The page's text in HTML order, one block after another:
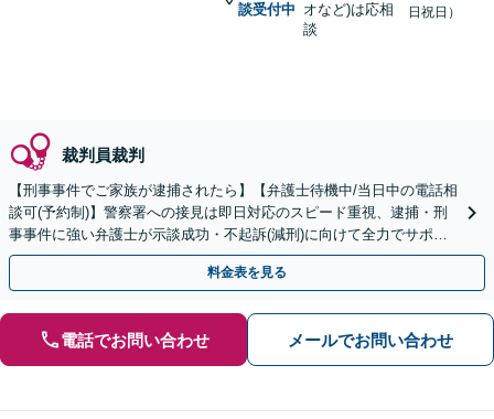
談受付中 オなど)は応相
談
日祝日）
裁判員裁判
【刑事事件でご家族が逮捕されたら】【弁護士待機中/当日中の電話相
談可(予約制)】警察署への接見は即日対応のスピード重視、逮捕・刑
事事件に強い弁護士が示談成功・不起訴(減刑)に向けて全力でサポー
トします。【加害者側の相談専門】
料金表を見る
電話でお問い合わせ メールでお問い合わせ